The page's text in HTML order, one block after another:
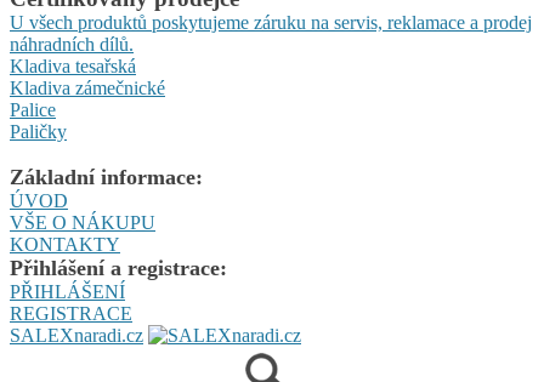
U všech produktů poskytujeme záruku na servis, reklamace a prodej
náhradních dílů.
Kladiva tesařská
Kladiva zámečnické
Palice
Paličky
Základní informace:
ÚVOD
VŠE O NÁKUPU
KONTAKTY
Přihlášení a registrace:
PŘIHLÁŠENÍ
REGISTRACE
SALEXnaradi.cz